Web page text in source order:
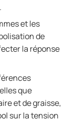
et les
de
la réponse
que
et de graisse,
sur la tension